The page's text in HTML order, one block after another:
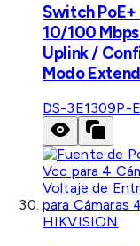
Switch
10/100
Uplink /
Modo
DS-3E1309P-
HIKVISION